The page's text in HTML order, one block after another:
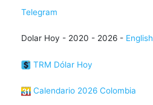
Telegram
Dolar Hoy - 2020 - 2026 - English
TRM Dólar Hoy
Calendario 2026 Colombia